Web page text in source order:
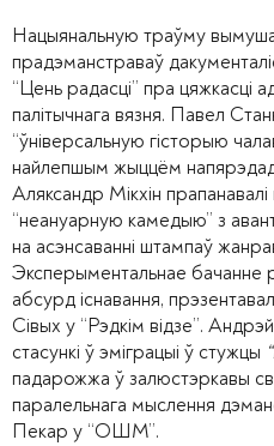
Нацыянальную траўму
прадэманстраваў
“Цень радасці” пра цяжкасці
палітычнага вязня. Павел
“ўніверсальную гісторыю
найлепшым жыццём
Аляксандр Мікхін
“неануарную камедыю” з
на асэнсаванні штампаў
Эксперыментальнае бачанне
абсурд існавання,
Сівых у “Рэдкім відзе”.
стасункі ў эміграцыі ў стужцы
падарожжа ў залюстэркавы
паралельнага мыслення
Пекар у “ОШМ”.